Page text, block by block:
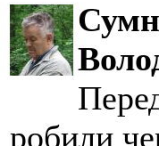
робили